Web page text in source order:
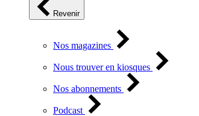
Revenir
Nos magazines
Nous trouver en kiosques
Nos abonnements
Podcast